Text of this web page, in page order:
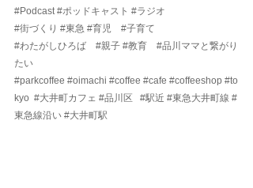
#Podcast #ポッドキャスト #ラジオ
#街づくり #東急 #育児
#子育て
#わたがしひろば
#親子 #教育
#品川ママと繋がり
たい
#parkcoffee #oimachi #coffee #cafe #coffeeshop #to
kyo #大井町カフェ #品川区 #駅近 #東急大井町線 #
東急線沿い #大井町駅